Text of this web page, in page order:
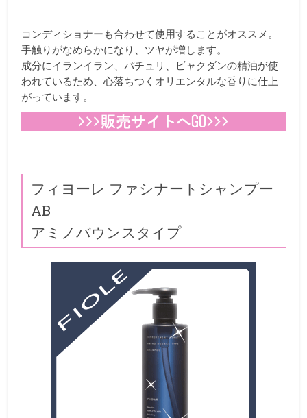
コンディショナーも合わせて使用することがオススメ。
手触りがなめらかになり、ツヤが増します。
成分にイランイラン、パチュリ、ビャクダンの精油が使
われているため、心落ちつくオリエンタルな香りに仕上
がっています。
フィヨーレ ファシナートシャンプー
AB
アミノバウンスタイプ